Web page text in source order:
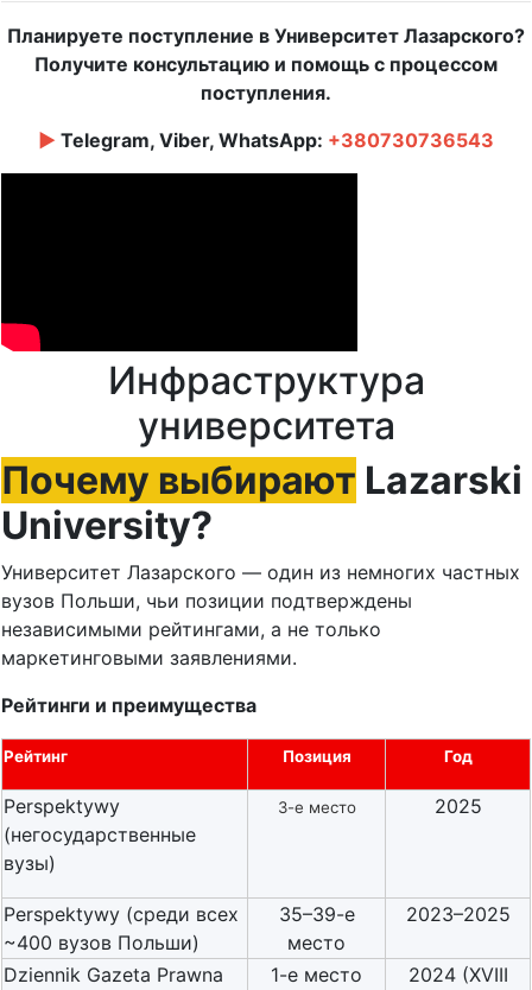
Планируете поступление в Университет Лазарского?
Получите консультацию и помощь с процессом
поступления.
► Telegram, Viber, WhatsApp: +380730736543
Инфраструктура
университета
Почему выбирают Lazarski
University?
Университет Лазарского — один из немногих частных
вузов Польши, чьи позиции подтверждены
независимыми рейтингами, а не только
маркетинговыми заявлениями.
Рейтинги и преимущества
Рейтинг Позиция Год
Perspektywy
(негосударственные
вузы)
3-е место 2025
Perspektywy (среди всех
~400 вузов Польши)
35–39-е
место
2023–2025
Dziennik Gazeta Prawna
1-е место
2024 (XVIII